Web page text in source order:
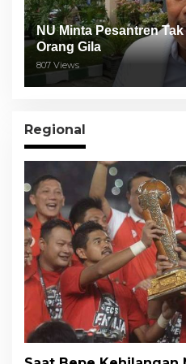
NU Minta Pesantren
Orang Gila
807 Views
Regional